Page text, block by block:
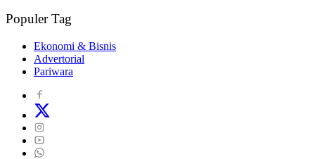
Populer Tag
Ekonomi & Bisnis
Advertorial
Pariwara